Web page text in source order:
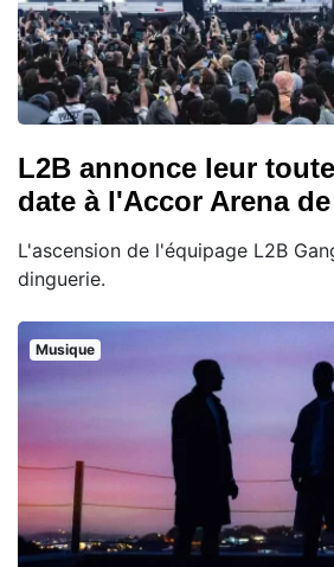
L2B annonce leur
date à l'Accor Arena
L'ascension de l'équipage L2B
dinguerie.
Musique